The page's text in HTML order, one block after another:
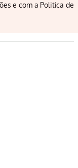
e com a Politica de